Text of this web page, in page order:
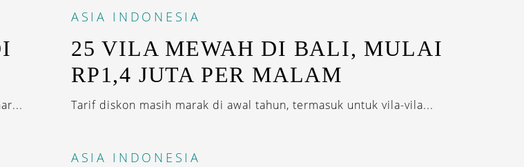
ASIA INDONESIA
25 VILA MEWAH DI BALI, MULAI
RP1,4 JUTA PER MALAM
Tarif diskon masih marak di awal tahun, termasuk untuk vila-vila...
ASIA INDONESIA